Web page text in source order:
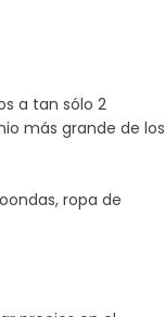
a tan sólo 2
más grande de los
ropa de